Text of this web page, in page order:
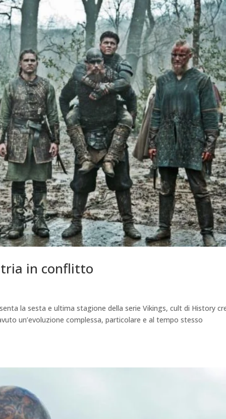
in conflitto
la sesta e ultima stagione della serie Vikings, cult di History
un’evoluzione complessa, particolare e al tempo stesso